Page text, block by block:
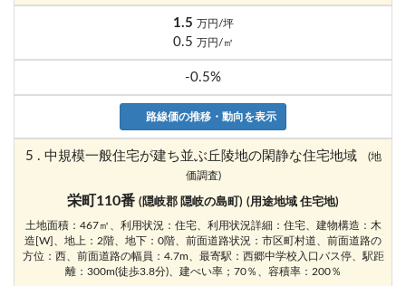
1.5 万円/坪
0.5 万円/㎡
-0.5%
路線価の推移・動向を表示
5 . 中規模一般住宅が建ち並ぶ丘陵地の閑静な住宅地域
(地
価調査)
栄町110番 (隠岐郡 隠岐の島町) (用途地域 住宅地)
土地面積：467㎡、利用状況：住宅、利用状況詳細：住宅、建物構造：木
造[W]、地上：2階、地下：0階、前面道路状況：市区町村道、前面道路の
方位：西、前面道路の幅員：4.7m、最寄駅：西郷中学校入口バス停、駅距
離：300m(徒歩3.8分)、建ぺい率；70％、容積率：200％